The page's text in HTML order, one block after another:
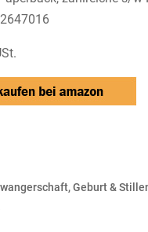
Geburt &